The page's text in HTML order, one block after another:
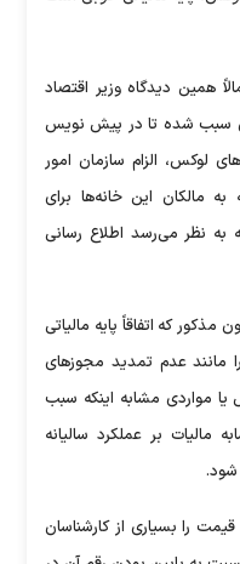
همین دیدگاه وزیر اقتصاد
سبب شده تا در پیش نویس
لوکس، الزام سازمان امور
به مالکان این خانه‌ها برای
نظر می‌رسد اطلاع رسانی
که اتفاقاً پایه مالیاتی
مانند عدم تمدید مجوزهای
مواردی مشابه اینکه سبب
بر عملکرد سالیانه
شود.
را بسیاری از کارشناسان